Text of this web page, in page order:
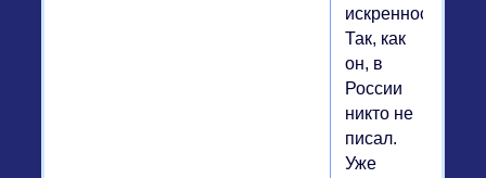
искренности.
Так, как
он, в
России
никто не
писал.
Уже